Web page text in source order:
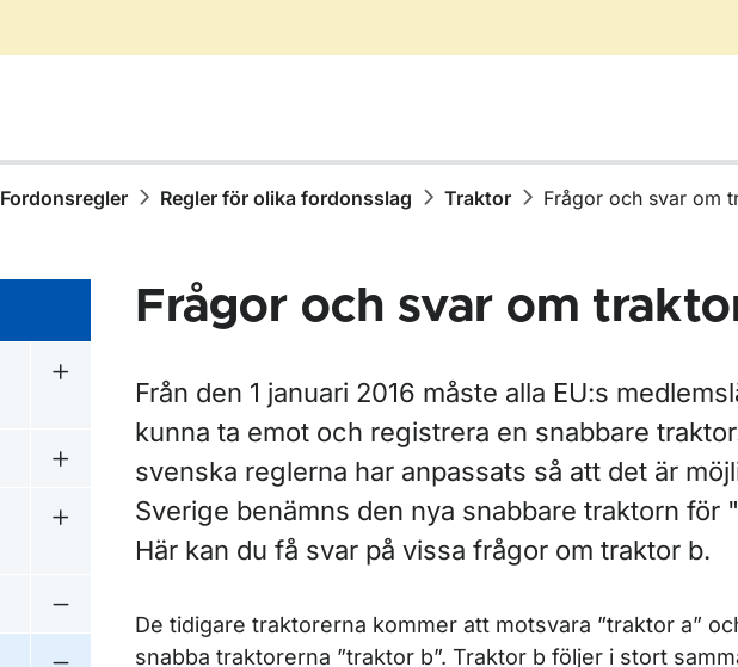
Fordonsregler Regler för olika fordonsslag Traktor Frågor och svar om
Undermeny för Äga, köpa eller sälja fordon
Undermeny för Skatter och avgifter
Undermeny för Fordons- och ägaruppgifter
Undermeny för Fordonsregler
Frågor och svar om
Från den 1 januari 2016 måste alla EU:s
kunna ta emot och registrera en snabbare
svenska reglerna har anpassats så att det är
Sverige benämns den nya snabbare traktorn för
Här kan du få svar på vissa frågor om traktor b.
De tidigare traktorerna kommer att motsvara ”traktor a”
snabba traktorerna ”traktor b”. Traktor b följer i stort